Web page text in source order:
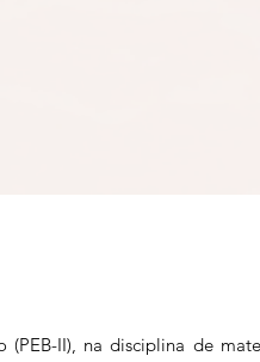
II), na disciplina de